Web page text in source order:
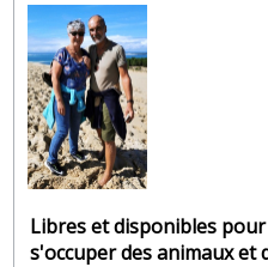
Libres et disponibles
s'occuper des animaux et